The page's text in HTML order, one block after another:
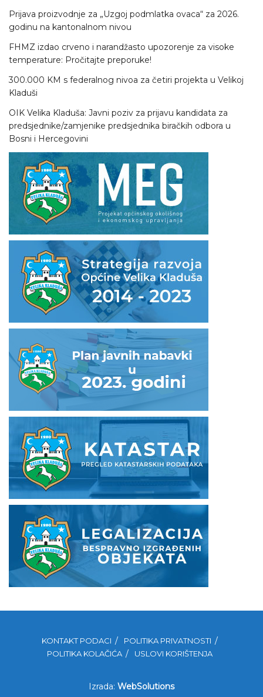
Prijava proizvodnje za „Uzgoj podmlatka ovaca“ za 2026.
godinu na kantonalnom nivou
FHMZ izdao crveno i narandžasto upozorenje za visoke
temperature: Pročitajte preporuke!
300.000 KM s federalnog nivoa za četiri projekta u Velikoj
Kladuši
OIK Velika Kladuša: Javni poziv za prijavu kandidata za
predsjednike/zamjenike predsjednika biračkih odbora u
Bosni i Hercegovini
KONTAKT PODACI
POLITIKA PRIVATNOSTI
POLITIKA KOLAČIĆA
USLOVI KORIŠTENJA
Izrada: WebSolutions